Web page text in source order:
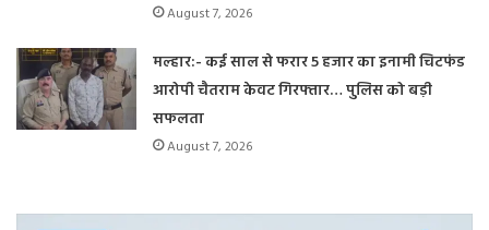
August 7, 2026
मल्हार:- कई साल से फरार 5 हजार का इनामी चिटफंड
आरोपी चैतराम केवट गिरफ्तार… पुलिस को बड़ी
सफलता
August 7, 2026